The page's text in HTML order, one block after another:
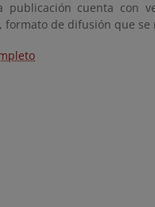
cuenta con
de difusión que